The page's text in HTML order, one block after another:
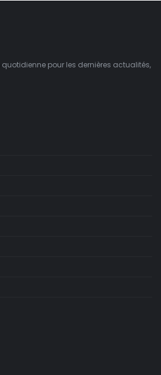
pour les dernières actualités,